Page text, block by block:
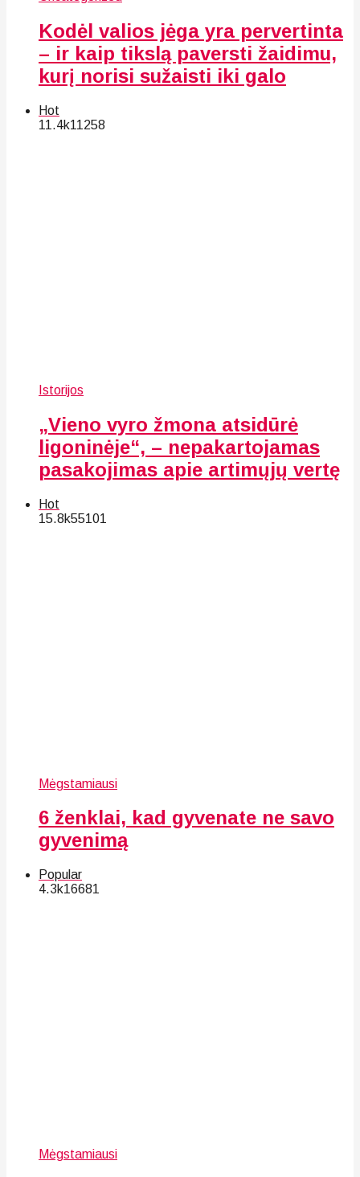
Kodėl valios jėga yra pervertinta
– ir kaip tikslą paversti žaidimu,
kurį norisi sužaisti iki galo
Hot
11.4k11258
Istorijos
„Vieno vyro žmona atsidūrė
ligoninėje“, – nepakartojamas
pasakojimas apie artimųjų vertę
Hot
15.8k55101
Mėgstamiausi
6 ženklai, kad gyvenate ne savo
gyvenimą
Popular
4.3k16681
Mėgstamiausi